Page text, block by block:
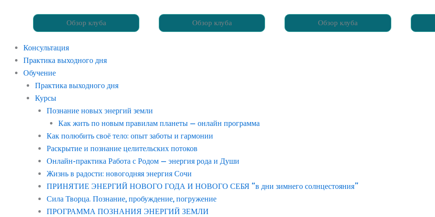
Обзор клуба Обзор клуба Обзор клуба
Консультация
Практика выходного дня
Обучение
Практика выходного дня
Курсы
Познание новых энергий земли
Как жить по новым правилам планеты — онлайн программа
Как полюбить своё тело: опыт заботы и гармонии
Раскрытие и познание целительских потоков
Онлайн-практика Работа с Родом — энергия рода и Души
Жизнь в радости: новогодняя энергия Сочи
ПРИНЯТИЕ ЭНЕРГИЙ НОВОГО ГОДА И НОВОГО СЕБЯ “в дни зимнего солнцестояния”
Сила Творца. Познание, пробуждение, погружение
ПРОГРАММА ПОЗНАНИЯ ЭНЕРГИЙ ЗЕМЛИ